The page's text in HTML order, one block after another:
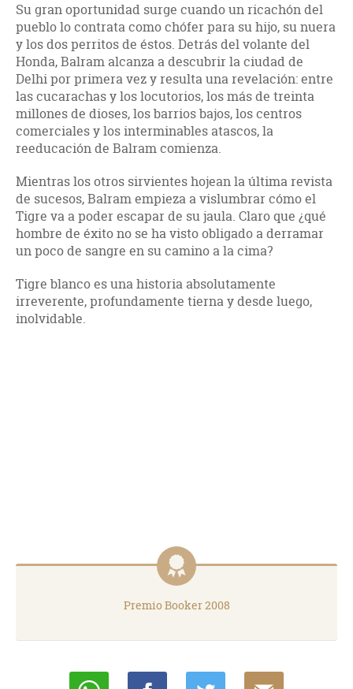
Su gran oportunidad surge cuando un ricachón del
pueblo lo contrata como chófer para su hijo, su nuera
y los dos perritos de éstos. Detrás del volante del
Honda, Balram alcanza a descubrir la ciudad de
Delhi por primera vez y resulta una revelación: entre
las cucarachas y los locutorios, los más de treinta
millones de dioses, los barrios bajos, los centros
comerciales y los interminables atascos, la
reeducación de Balram comienza.
Mientras los otros sirvientes hojean la última revista
de sucesos, Balram empieza a vislumbrar cómo el
Tigre va a poder escapar de su jaula. Claro que ¿qué
hombre de éxito no se ha visto obligado a derramar
un poco de sangre en su camino a la cima?
Tigre blanco es una historia absolutamente
irreverente, profundamente tierna y desde luego,
inolvidable.
Premio Booker 2008